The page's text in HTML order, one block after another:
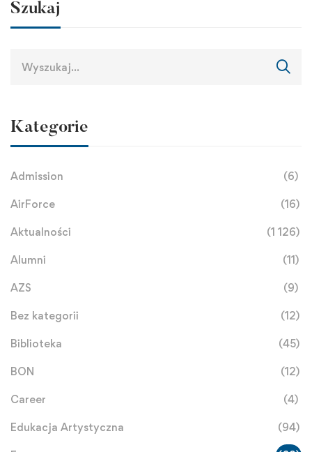
Szukaj
Kategorie
Admission (6)
AirForce (16)
Aktualności (1 126)
Alumni (11)
AZS (9)
Bez kategorii (12)
Biblioteka (45)
BON (12)
Career (4)
Edukacja Artystyczna (94)